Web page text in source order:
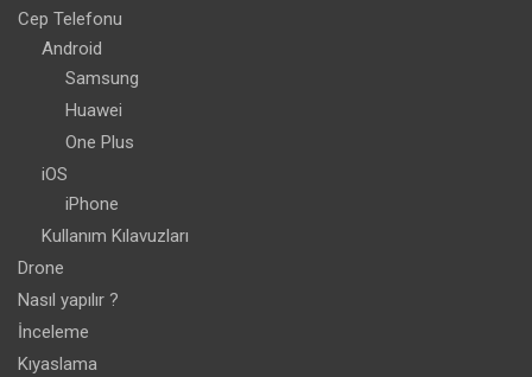
Cep Telefonu
Android
Samsung
Huawei
One Plus
iOS
iPhone
Kullanım Kılavuzları
Drone
Nasıl yapılır ?
İnceleme
Kıyaslama